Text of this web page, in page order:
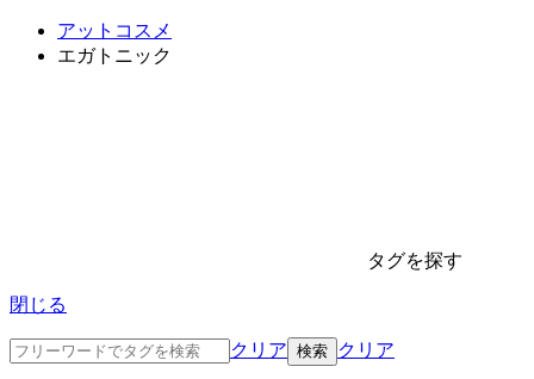
アットコスメ
エガトニック
タグを探す
閉じる
クリア クリア